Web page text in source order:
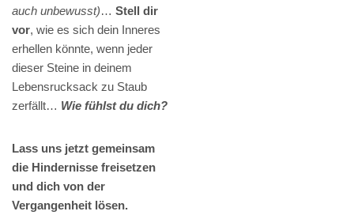
auch unbewusst)… Stell dir
vor, wie es sich dein Inneres
erhellen könnte, wenn jeder
dieser Steine in deinem
Lebensrucksack zu Staub
zerfällt… Wie fühlst du dich?
Lass uns jetzt gemeinsam
die Hindernisse freisetzen
und dich von der
Vergangenheit lösen.